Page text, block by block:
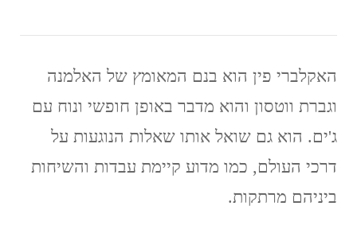
האקלברי פין הוא בנם המאומץ של האלמנה
וגברת ווטסון והוא מדבר באופן חופשי ונוח עם
ג'ים. הוא גם שואל אותו שאלות הנוגעות על
דרכי העולם, כמו מדוע קיימת עבדות והשיחות
ביניהם מרתקות.